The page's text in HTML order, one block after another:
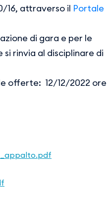
16, attraverso il Portale
di gara e per le
rinvia al disciplinare di
offerte: 12/12/2022 ore